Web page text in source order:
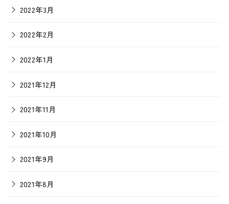
2022年3月
2022年2月
2022年1月
2021年12月
2021年11月
2021年10月
2021年9月
2021年8月